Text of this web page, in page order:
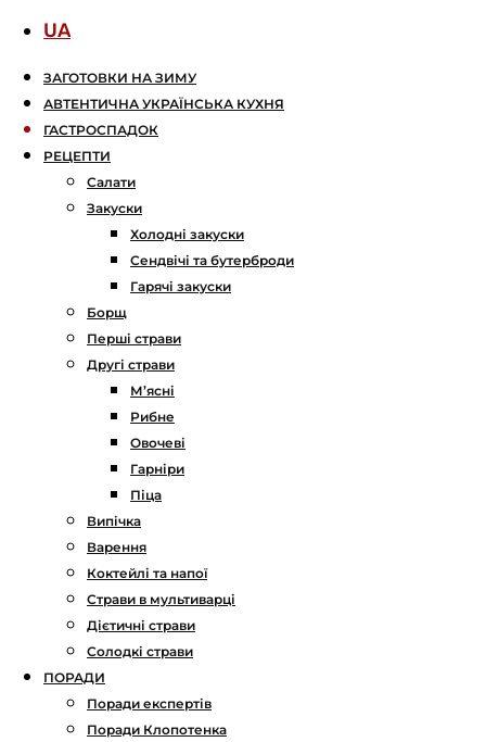
UA
ЗАГОТОВКИ НА ЗИМУ
АВТЕНТИЧНА УКРАЇНСЬКА КУХНЯ
ГАСТРОСПАДОК
РЕЦЕПТИ
Салати
Закуски
Холодні закуски
Сендвічі та бутерброди
Гарячі закуски
Борщ
Перші страви
Другі страви
М’ясні
Рибне
Овочеві
Гарніри
Піца
Випічка
Варення
Коктейлі та напої
Страви в мультиварці
Дієтичні страви
Солодкі страви
ПОРАДИ
Поради експертів
Поради Клопотенка